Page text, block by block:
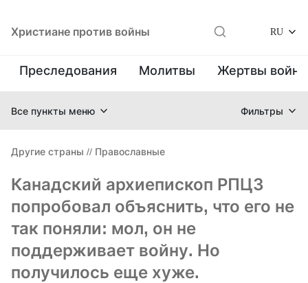
Христиане против войны RU
Преследования Молитвы Жертвы
Все пункты меню Фильтры
Другие страны // Православные
Канадский архиепископ РПЦЗ
попробовал объяснить, что его не
так поняли: мол, он не
поддерживает войну. Но
получилось еще хуже.